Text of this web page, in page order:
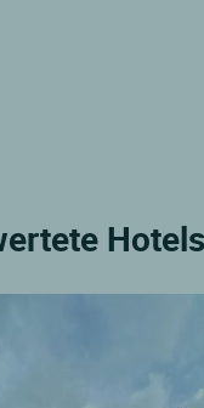
Hotels